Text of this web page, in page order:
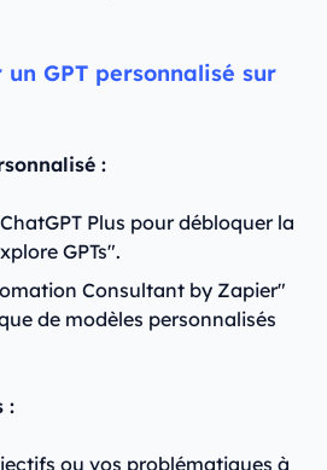
GPT personnalisé sur
:
Plus pour débloquer la
GPTs".
Consultant by Zapier"
de modèles personnalisés
:
ou vos problématiques à